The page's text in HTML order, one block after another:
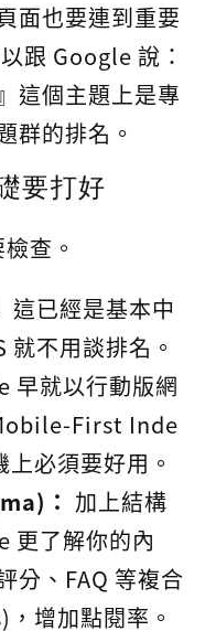
面也要連到重要
跟 Google 說：
這個主題上是專
群的排名。
要打好
查。
這已經是基本中
不用談排名。
早就以行動版網
First Inde
必須要好用。
： 加上結構
更了解你的內
分、FAQ 等複合
增加點閱率。